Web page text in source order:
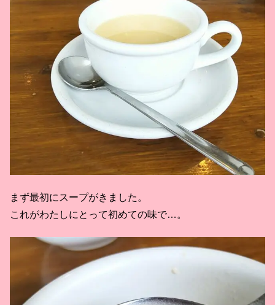
まず最初にスープがきました。
これがわたしにとって初めての味で…。